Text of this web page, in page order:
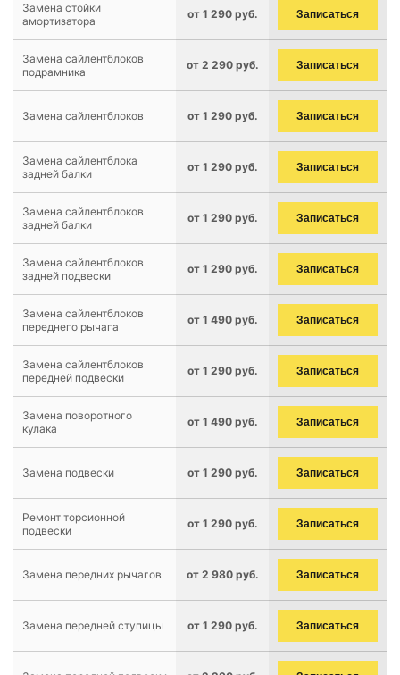
Замена стойки
амортизатора
от 1 290 руб. Записаться
Замена сайлентблоков
подрамника
от 2 290 руб. Записаться
Замена сайлентблоков от 1 290 руб. Записаться
Замена сайлентблока
задней балки
от 1 290 руб. Записаться
Замена сайлентблоков
задней балки
от 1 290 руб. Записаться
Замена сайлентблоков
задней подвески
от 1 290 руб. Записаться
Замена сайлентблоков
переднего рычага
от 1 490 руб. Записаться
Замена сайлентблоков
передней подвески
от 1 290 руб. Записаться
Замена поворотного
кулака
от 1 490 руб. Записаться
Замена подвески от 1 290 руб. Записаться
Ремонт торсионной
подвески
от 1 290 руб. Записаться
Замена передних рычагов от 2 980 руб. Записаться
Замена передней ступицы от 1 290 руб. Записаться